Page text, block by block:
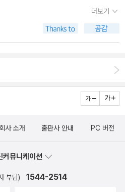
니엘 데론다》 (한국문화사, 2016)
사, 2003)* 아이리스 머독 《잘려진
판원, 1995) 아이리스 머
‘빌레트’에 작가로서 뿐만 아니라
문장을 보고 나니 분홍분홍한 애정
운 사람이 접고 들어가는 거지. 얼마
라는 작품이 나왔었고 문학동네에
번역됐었다. [ 미하일
전집 작품이다. 불가코프의 사실주
평가받는 <개의 심장>은 나도 처음
는 작품이라 꼭 읽어보려 한다. 나는
의사의 수기. 모르핀>이 나왔었다.
에어>위주라는 점을 들 수 있다.
빌레트>밖에 번역이 안돼 답답하다.
더보기
사 소개 출판사 안내 PC 버전
커뮤니케이션
부담) 1544-2514